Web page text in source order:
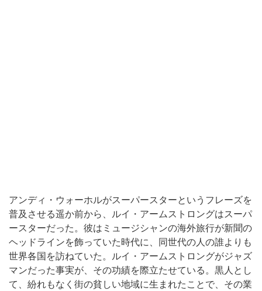
アンディ・ウォーホルがスーパースターというフレーズを
普及させる遥か前から、ルイ・アームストロングはスーパ
ースターだった。彼はミュージシャンの海外旅行が新聞の
ヘッドラインを飾っていた時代に、同世代の人の誰よりも
世界各国を訪ねていた。ルイ・アームストロングがジャズ
マンだった事実が、その功績を際立たせている。黒人とし
て、紛れもなく街の貧しい地域に生まれたことで、その業